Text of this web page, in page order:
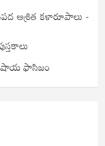
ఆశ్రిత కళారూపాలు -
ఫాసిజం